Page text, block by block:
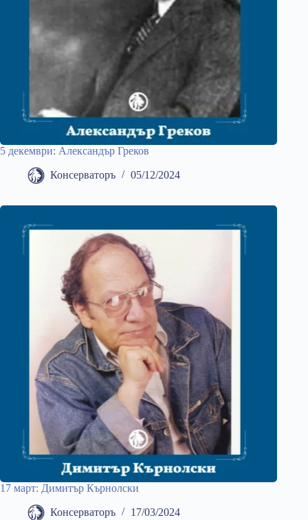
5 декември: Александър Греков
Консерваторъ 05/12/2024
17 март: Димитър Кърнолски
Консерваторъ 17/03/2024